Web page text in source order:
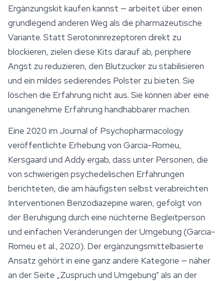
Ergänzungskit kaufen kannst — arbeitet über einen
grundlegend anderen Weg als die pharmazeutische
Variante. Statt Serotoninrezeptoren direkt zu
blockieren, zielen diese Kits darauf ab, periphere
Angst zu reduzieren, den Blutzucker zu stabilisieren
und ein mildes sedierendes Polster zu bieten. Sie
löschen die Erfahrung nicht aus. Sie können aber eine
unangenehme Erfahrung handhabbarer machen.
Eine 2020 im Journal of Psychopharmacology
veröffentlichte Erhebung von Garcia-Romeu,
Kersgaard und Addy ergab, dass unter Personen, die
von schwierigen psychedelischen Erfahrungen
berichteten, die am häufigsten selbst verabreichten
Interventionen Benzodiazepine waren, gefolgt von
der Beruhigung durch eine nüchterne Begleitperson
und einfachen Veränderungen der Umgebung (Garcia-
Romeu et al., 2020). Der ergänzungsmittelbasierte
Ansatz gehört in eine ganz andere Kategorie — näher
an der Seite „Zuspruch und Umgebung" als an der